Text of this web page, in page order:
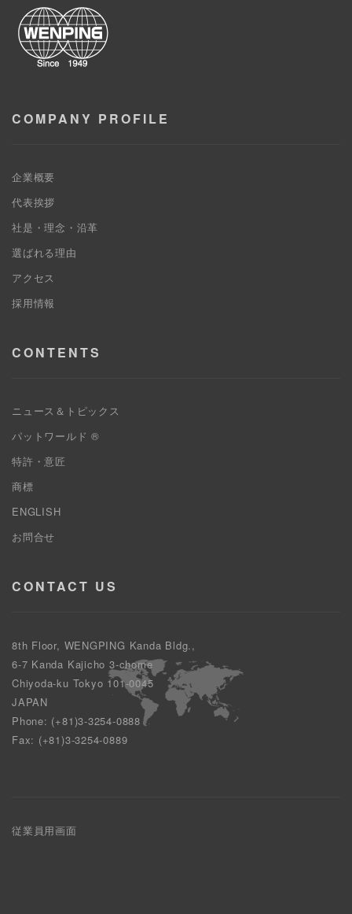
COMPANY PROFILE
企業概要
代表挨拶
社是・理念・沿革
選ばれる理由
アクセス
採用情報
CONTENTS
ニュース＆トピックス
パットワールド ®
特許・意匠
商標
ENGLISH
お問合せ
CONTACT US
8th Floor, WENGPING Kanda Bldg.,
6-7 Kanda Kajicho 3-chome
Chiyoda-ku Tokyo 101-0045
JAPAN
Phone: (+81)3-3254-0888
Fax: (+81)3-3254-0889
従業員用画面